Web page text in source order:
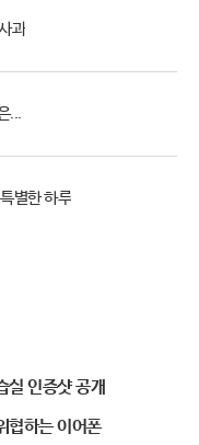
과
...
별한 하루
인증샷 공개
협하는 이어폰